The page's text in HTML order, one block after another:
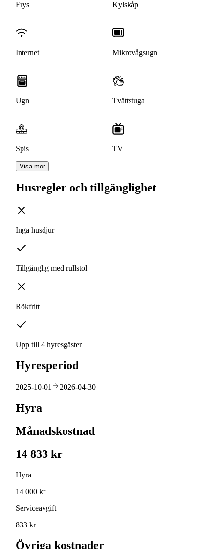
Frys Kylskåp
Internet Mikrovågsugn
Ugn Tvättstuga
Spis TV
Visa mer
Husregler och tillgänglighet
Inga husdjur
Tillgänglig med rullstol
Rökfritt
Upp till 4 hyresgäster
Hyresperiod
2025-10-01 2026-04-30
Hyra
Månadskostnad
14 833 kr
Hyra
14 000 kr
Serviceavgift
833 kr
Övriga kostnader